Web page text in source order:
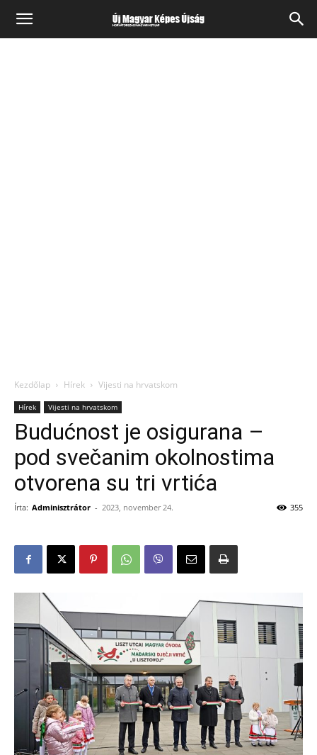
Kezdőlap Hírek Vijesti na hrvatskom
Hírek Vijesti na hrvatskom
Budućnost je osigurana –
pod svečanim okolnostima
otvorena su tri vrtića
Írta: Adminisztrátor - 2023, november 24. 355